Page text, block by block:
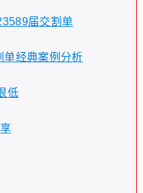
届交割单
单经典案例分析
低